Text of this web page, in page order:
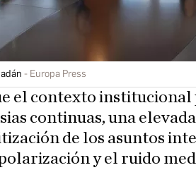
Europa Press
el contexto institucional
continuas, una
de los asuntos
y el ruido